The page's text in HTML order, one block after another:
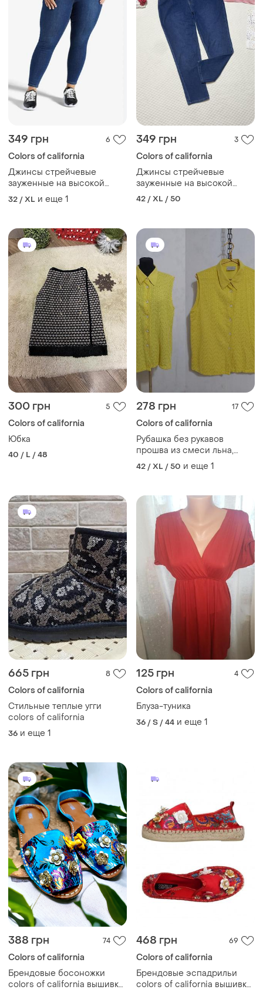
349 грн 6
Colors of california
Джинсы стрейчевые
зауженные на высокой
талии go colors! jeggins 👖
размер xl 💥
32 / XL и еще 1
349 грн 3
Colors of california
Джинсы стрейчевые
зауженные на высокой
талии go colors! jeggins 👖
размер xl 💥
42 / XL / 50
300 грн 5
Colors of california
Юбка
40 / L / 48
278 грн 17
Colors of california
Рубашка без рукавов
прошва из смеси льна,
вискозы, хлопка colors of
the world
42 / XL / 50 и еще 1
665 грн 8
Colors of california
Стильные теплые угги
colors of california
36 и еще 1
125 грн 4
Colors of california
Блуза-туника
36 / S / 44 и еще 1
388 грн 74
Colors of california
Брендовые босоножки
colors of california вышивка
468 грн 69
Colors of california
Брендовые эспадрильи
colors of california вышивка